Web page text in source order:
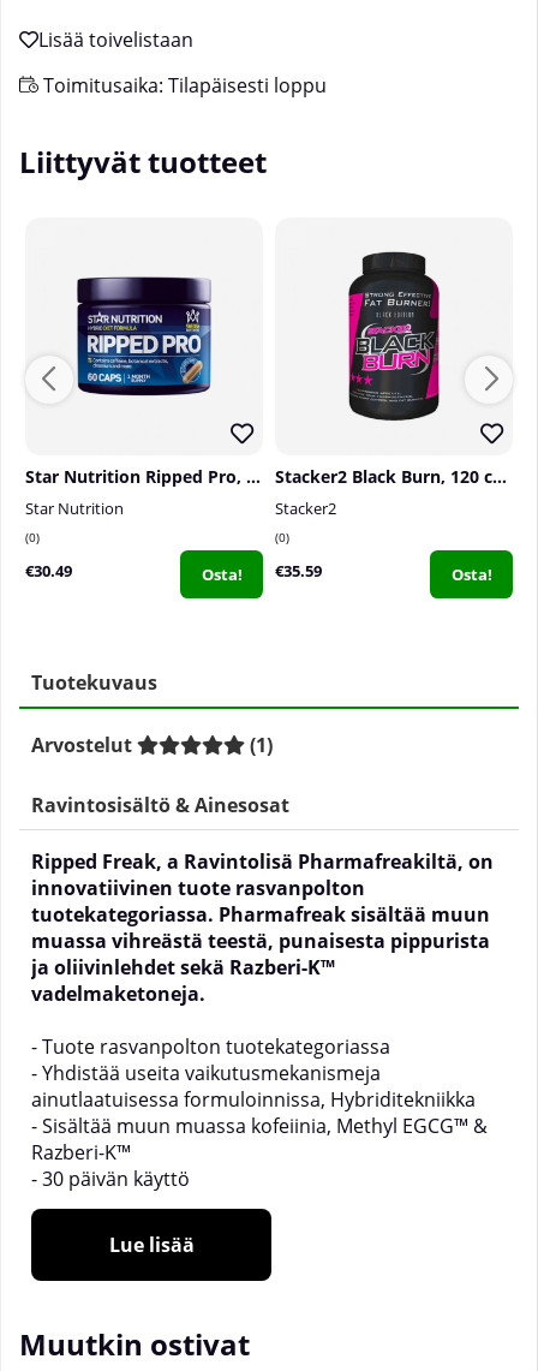
Toimitusaika: Tilapäisesti loppu
Liittyvät tuotteet
Star Nutrition Ripped Pro, 60 caps
Star Nutrition
0
€30.49 Osta!
Stacker2 Black Burn, 120 caps
Stacker2
0
€35.59 Osta!
Tuotekuvaus
Arvostelut (1)
Ravintosisältö & Ainesosat
Ripped Freak, a Ravintolisä Pharmafreakiltä, on
innovatiivinen tuote rasvanpolton
tuotekategoriassa. Pharmafreak sisältää muun
muassa vihreästä teestä, punaisesta pippurista
ja oliivinlehdet sekä Razberi-K™
vadelmaketoneja.
- Tuote rasvanpolton tuotekategoriassa
- Yhdistää useita vaikutusmekanismeja
ainutlaatuisessa formuloinnissa, Hybriditekniikka
- Sisältää muun muassa kofeiinia, Methyl EGCG™ &
Razberi-K™
- 30 päivän käyttö
Jos etsit kehittyneimpiä tuotteita rasvanpolton
tuotekategoriassa, niin Ripped Freak 2.0 on juuri
sinulle. Ripped Freak 2.0 on suunniteltu erityisesti
Pharmafreak pidä sisältöä näissä kapseleissa
takaisin, ne ovat täynnä aktiivisia aineosia.
Lue lisää
Muutkin ostivat